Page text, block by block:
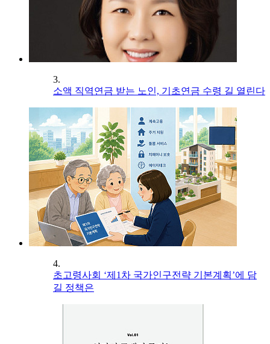
3.
소액 직역연금 받는 노인, 기초연금 수령 길 열린다
4.
초고령사회 ‘제1차 국가인구전략 기본계획’에 담
길 정책은